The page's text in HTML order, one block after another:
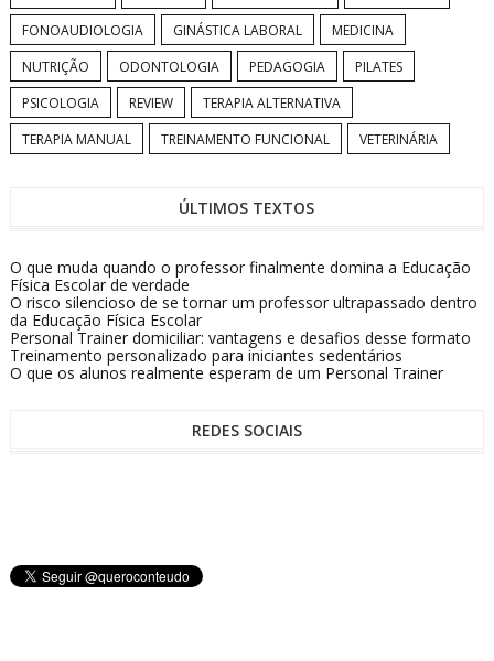
FONOAUDIOLOGIA
GINÁSTICA LABORAL
MEDICINA
NUTRIÇÃO
ODONTOLOGIA PEDAGOGIA
PILATES
PSICOLOGIA
REVIEW
TERAPIA ALTERNATIVA
TERAPIA MANUAL
TREINAMENTO FUNCIONAL VETERINÁRIA
ÚLTIMOS TEXTOS
O que muda quando o professor finalmente domina a Educação
Física Escolar de verdade
O risco silencioso de se tornar um professor ultrapassado dentro
da Educação Física Escolar
Personal Trainer domiciliar: vantagens e desafios desse formato
Treinamento personalizado para iniciantes sedentários
O que os alunos realmente esperam de um Personal Trainer
REDES SOCIAIS